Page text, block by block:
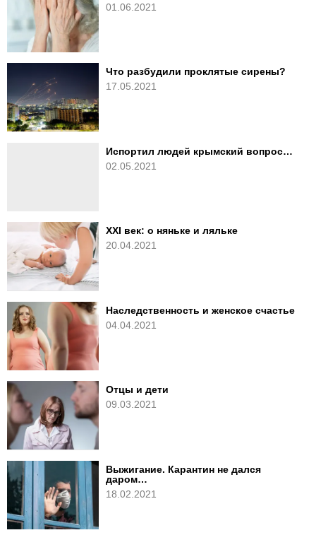
01.06.2021
Что разбудили проклятые сирены?
17.05.2021
Испортил людей крымский вопрос…
02.05.2021
XXI век: о няньке и ляльке
20.04.2021
Наследственность и женское счастье
04.04.2021
Отцы и дети
09.03.2021
Выжигание. Карантин не дался
даром…
18.02.2021